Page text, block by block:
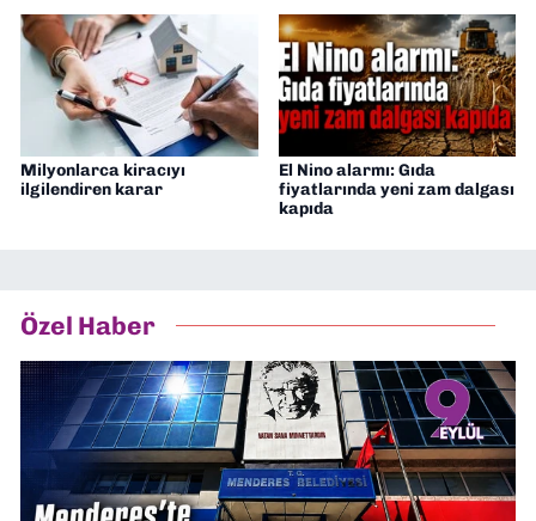
Milyonlarca kiracıyı
ilgilendiren karar
El Nino alarmı: Gıda
fiyatlarında yeni zam dalgası
kapıda
Özel Haber